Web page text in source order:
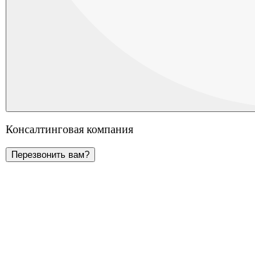
Консалтинговая компания
Перезвонить вам?